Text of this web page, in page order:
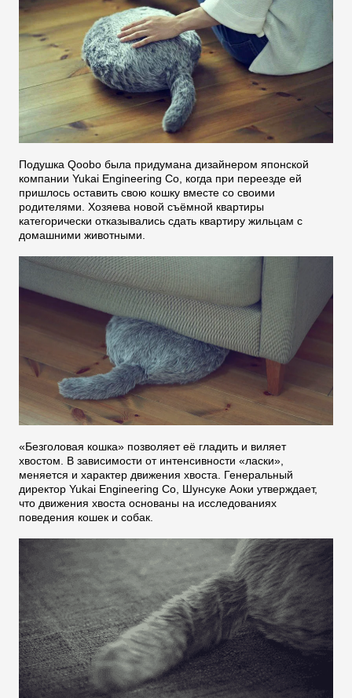
Подушка Qoobo была придумана дизайнером японской
компании Yukai Engineering Co, когда при переезде ей
пришлось оставить свою кошку вместе со своими
родителями. Хозяева новой съёмной квартиры
категорически отказывались сдать квартиру жильцам с
домашними животными.
«Безголовая кошка» позволяет её гладить и виляет
хвостом. В зависимости от интенсивности «ласки»,
меняется и характер движения хвоста. Генеральный
директор Yukai Engineering Co, Шунсуке Аоки утверждает,
что движения хвоста основаны на исследованиях
поведения кошек и собак.